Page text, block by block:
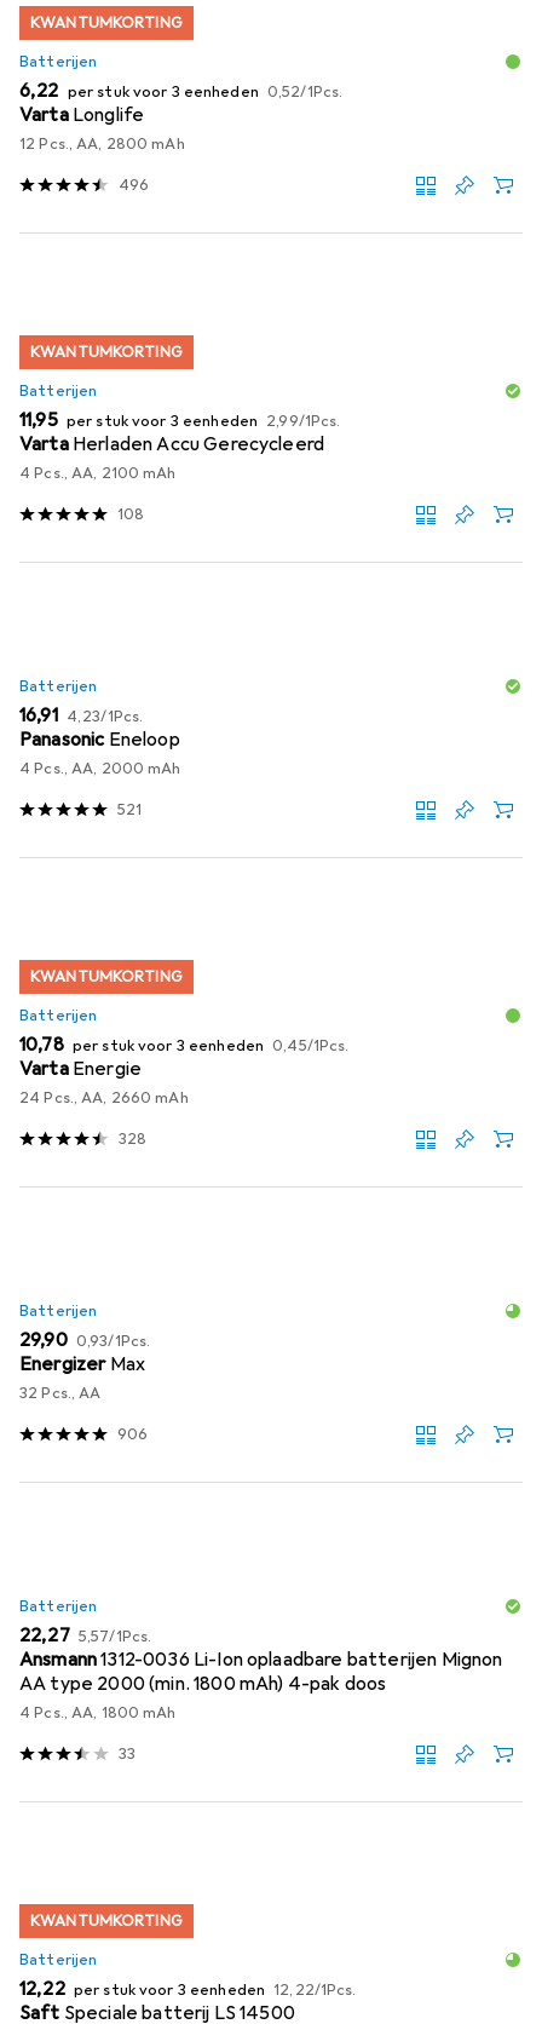
KWANTUMKORTING
Batterijen
EUR
6,22 per stuk voor 3 eenheden EUR
0,52/1Pcs.
Varta Longlife
12 Pcs., AA, 2800 mAh
496
KWANTUMKORTING
Batterijen
EUR
11,95 per stuk voor 3 eenheden EUR
2,99/1Pcs.
Varta Herladen Accu Gerecycleerd
4 Pcs., AA, 2100 mAh
108
Batterijen
EUR
16,91 EUR
4,23/1Pcs.
Panasonic Eneloop
4 Pcs., AA, 2000 mAh
521
KWANTUMKORTING
Batterijen
EUR
10,78 per stuk voor 3 eenheden EUR
0,45/1Pcs.
Varta Energie
24 Pcs., AA, 2660 mAh
328
Batterijen
EUR
29,90 EUR
0,93/1Pcs.
Energizer Max
32 Pcs., AA
906
Batterijen
EUR
22,27 EUR
5,57/1Pcs.
Ansmann1312-0036 Li-Ion oplaadbare batterijen Mignon
AA type 2000 (min. 1800 mAh) 4-pak doos
4 Pcs., AA, 1800 mAh
33
KWANTUMKORTING
Batterijen
EUR
12,22 per stuk voor 3 eenheden EUR
12,22/1Pcs.
Saft Speciale batterij LS 14500